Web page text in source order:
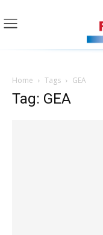
Home Tags GEA
Tag: GEA